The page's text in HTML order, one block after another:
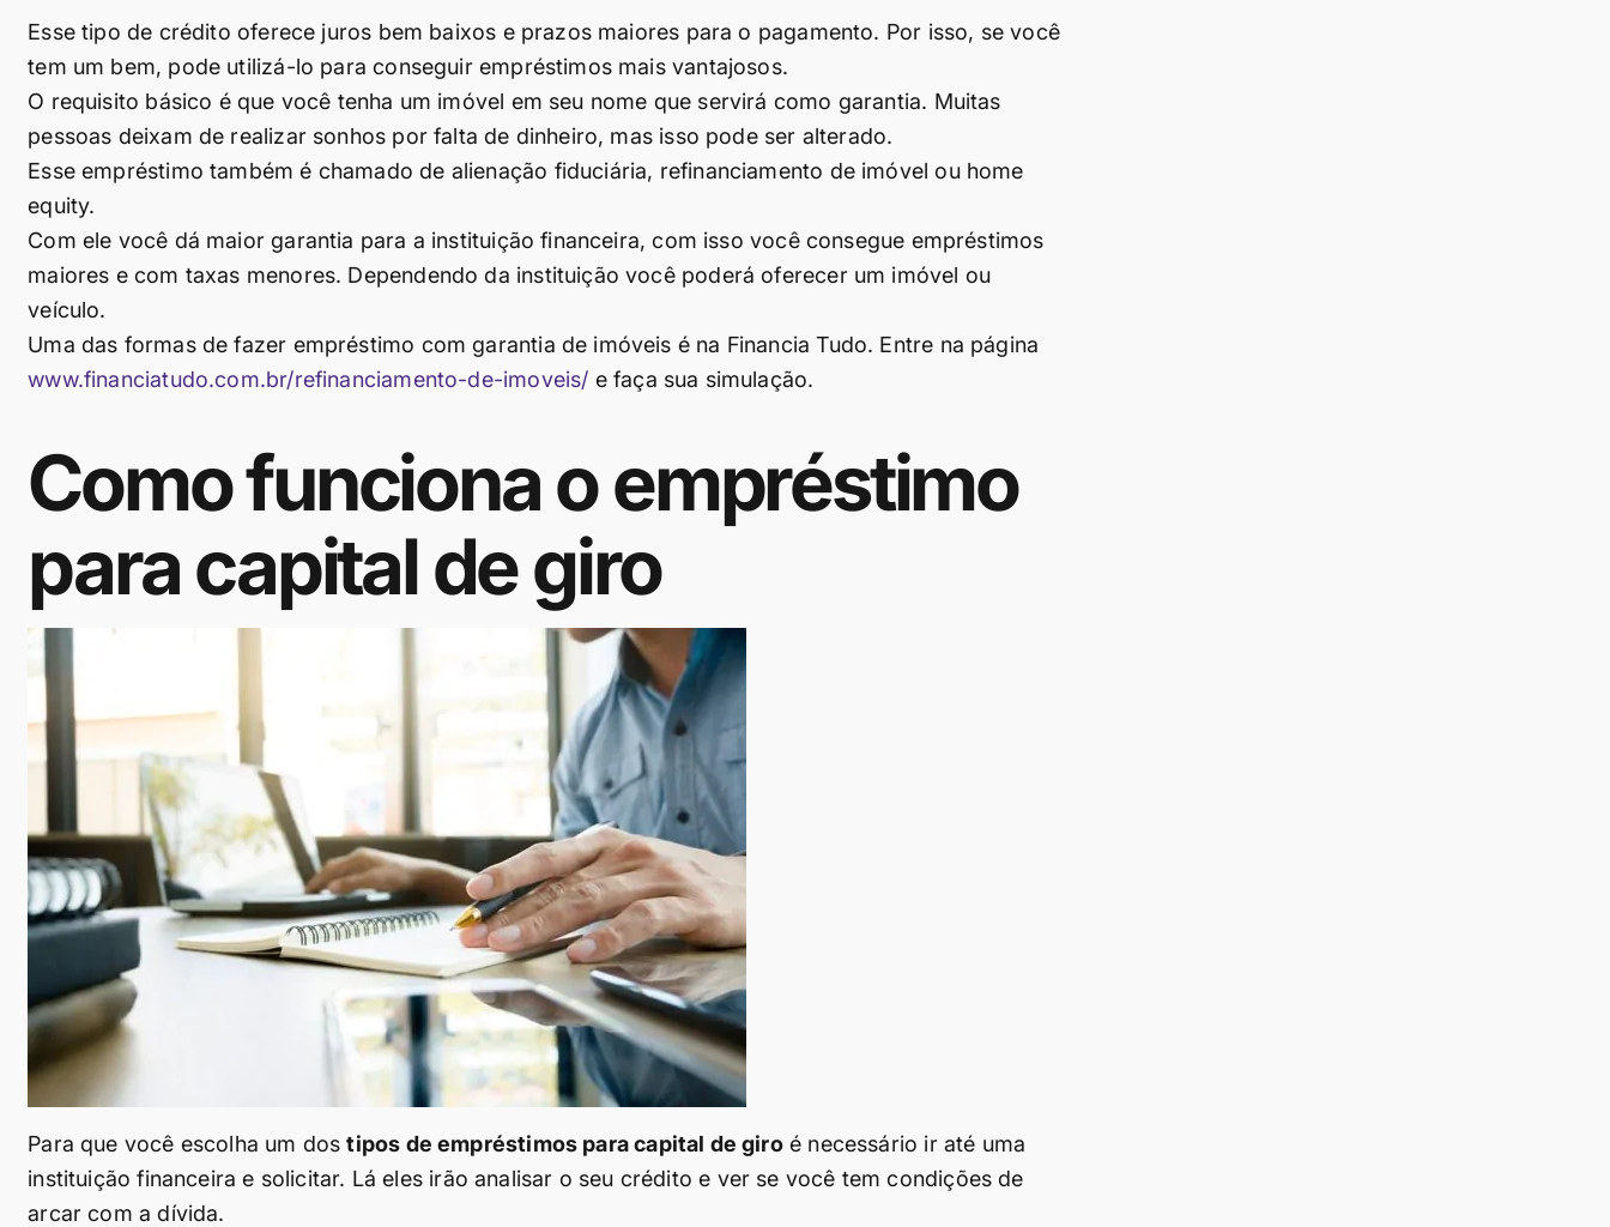
Esse tipo de crédito oferece juros bem baixos e prazos maiores para o pagamento. Por isso, se você
tem um bem, pode utilizá-lo para conseguir empréstimos mais vantajosos.
O requisito básico é que você tenha um imóvel em seu nome que servirá como garantia. Muitas
pessoas deixam de realizar sonhos por falta de dinheiro, mas isso pode ser alterado.
Esse empréstimo também é chamado de alienação fiduciária, refinanciamento de imóvel ou home
equity.
Com ele você dá maior garantia para a instituição financeira, com isso você consegue empréstimos
maiores e com taxas menores. Dependendo da instituição você poderá oferecer um imóvel ou
veículo.
Uma das formas de fazer empréstimo com garantia de imóveis é na Financia Tudo. Entre na página
www.financiatudo.com.br/refinanciamento-de-imoveis/ e faça sua simulação.
Como funciona o empréstimo
para capital de giro
Para que você escolha um dostipos de empréstimos para capital de giro é necessário ir até uma
instituição financeira e solicitar. Lá eles irão analisar o seu crédito e ver se você tem condições de
arcar com a dívida.